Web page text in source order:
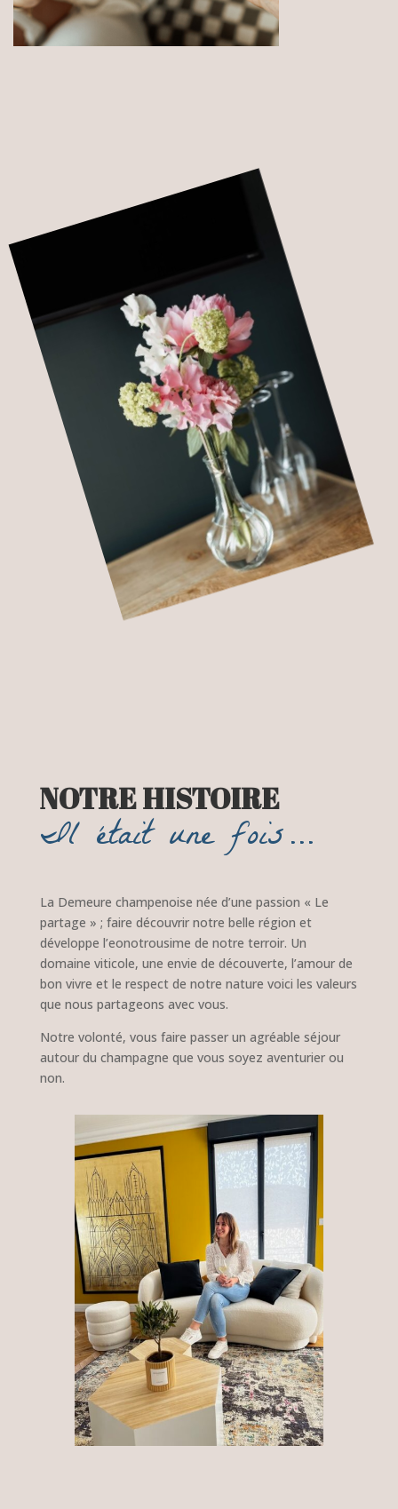
NOTRE HISTOIRE
Il était une fois…
La Demeure champenoise née d’une passion « Le
partage » ; faire découvrir notre belle région et
développe l’eonotrousime de notre terroir. Un
domaine viticole, une envie de découverte, l’amour de
bon vivre et le respect de notre nature voici les valeurs
que nous partageons avec vous.
Notre volonté, vous faire passer un agréable séjour
autour du champagne que vous soyez aventurier ou
non.